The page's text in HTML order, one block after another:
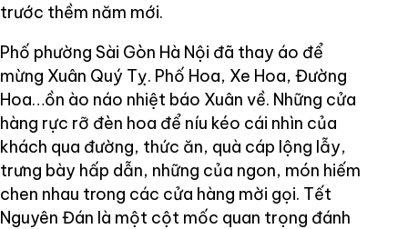
trước thềm năm mới.
Phố phường Sài Gòn Hà Nội đã thay áo để
mừng Xuân Quý Tỵ. Phố Hoa, Xe Hoa, Đường
Hoa…ồn ào náo nhiệt báo Xuân về. Những cửa
hàng rực rỡ đèn hoa để níu kéo cái nhìn của
khách qua đường, thức ăn, quà cáp lộng lẫy,
trưng bày hấp dẫn, những của ngon, món hiếm
chen nhau trong các cửa hàng mời gọi. Tết
Nguyên Đán là một cột mốc quan trọng đánh